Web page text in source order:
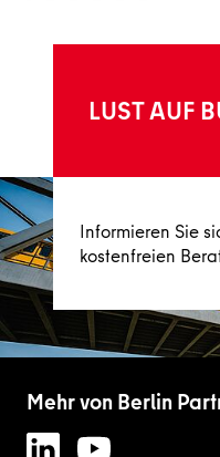
LUST AUF
Informieren Sie
kostenfreien
Jetzt informieren
Mehr von Berlin